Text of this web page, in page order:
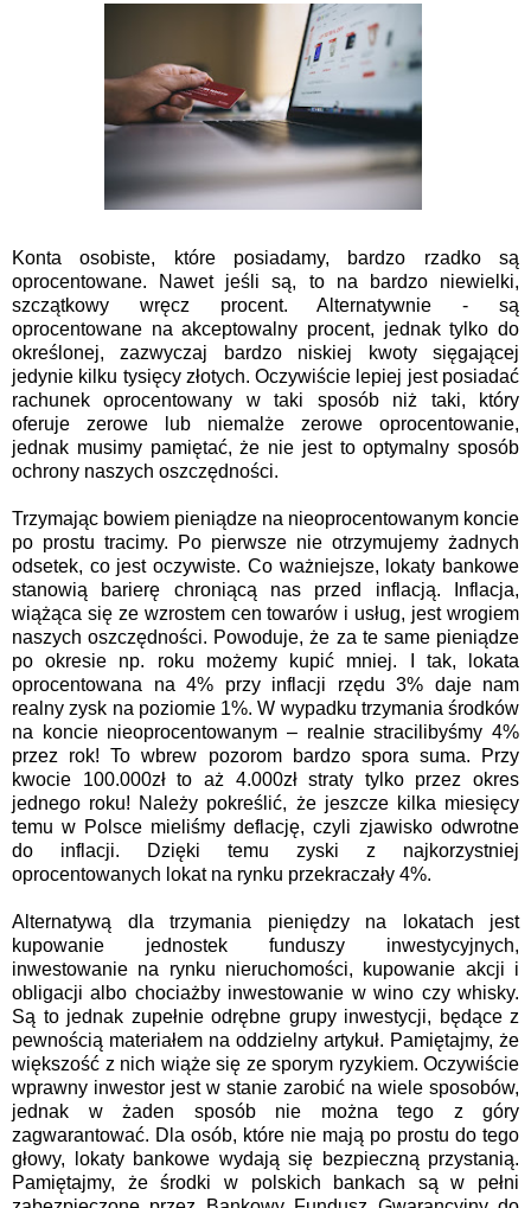
Konta osobiste, które posiadamy, bardzo rzadko są
oprocentowane. Nawet jeśli są, to na bardzo niewielki,
szczątkowy wręcz procent. Alternatywnie - są
oprocentowane na akceptowalny procent, jednak tylko do
określonej, zazwyczaj bardzo niskiej kwoty sięgającej
jedynie kilku tysięcy złotych. Oczywiście lepiej jest posiadać
rachunek oprocentowany w taki sposób niż taki, który
oferuje zerowe lub niemalże zerowe oprocentowanie,
jednak musimy pamiętać, że nie jest to optymalny sposób
ochrony naszych oszczędności.
Trzymając bowiem pieniądze na nieoprocentowanym koncie
po prostu tracimy. Po pierwsze nie otrzymujemy żadnych
odsetek, co jest oczywiste. Co ważniejsze, lokaty bankowe
stanowią barierę chroniącą nas przed inflacją. Inflacja,
wiążąca się ze wzrostem cen towarów i usług, jest wrogiem
naszych oszczędności. Powoduje, że za te same pieniądze
po okresie np. roku możemy kupić mniej. I tak, lokata
oprocentowana na 4% przy inflacji rzędu 3% daje nam
realny zysk na poziomie 1%. W wypadku trzymania środków
na koncie nieoprocentowanym – realnie stracilibyśmy 4%
przez rok! To wbrew pozorom bardzo spora suma. Przy
kwocie 100.000zł to aż 4.000zł straty tylko przez okres
jednego roku! Należy pokreślić, że jeszcze kilka miesięcy
temu w Polsce mieliśmy deflację, czyli zjawisko odwrotne
do inflacji. Dzięki temu zyski z najkorzystniej
oprocentowanych lokat na rynku przekraczały 4%.
Alternatywą dla trzymania pieniędzy na lokatach jest
kupowanie jednostek funduszy inwestycyjnych,
inwestowanie na rynku nieruchomości, kupowanie akcji i
obligacji albo chociażby inwestowanie w wino czy whisky.
Są to jednak zupełnie odrębne grupy inwestycji, będące z
pewnością materiałem na oddzielny artykuł. Pamiętajmy, że
większość z nich wiąże się ze sporym ryzykiem. Oczywiście
wprawny inwestor jest w stanie zarobić na wiele sposobów,
jednak w żaden sposób nie można tego z góry
zagwarantować. Dla osób, które nie mają po prostu do tego
głowy, lokaty bankowe wydają się bezpieczną przystanią.
Pamiętajmy, że środki w polskich bankach są w pełni